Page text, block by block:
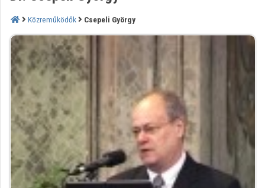
ELTE
EKL
KÖNYVTÁR
ÉS
LEVÉLTÁR
Intézményi kezdőlap
Bejelentkezés
Intézményi felfedezés
Kategóriák
Közreműködők Csepeli György